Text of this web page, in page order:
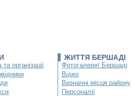
організації
ЖИТТЯ БЕРШАДІ
Фотогалереї Бершаді
Відео
Визначні місця району
Персоналії